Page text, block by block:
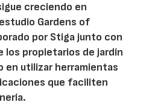
creciendo en
Gardens of
por Stiga junto con
los propietarios de jardín
en utilizar herramientas
que faciliten